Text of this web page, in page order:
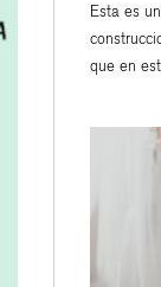
Esta es
que en